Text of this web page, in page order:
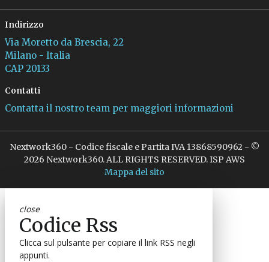
Indirizzo
Via Moretto da Brescia, 22
Milano - Italia
CAP 20133
Contatti
Contatta il nostro team per maggiori informazioni
Nextwork360 - Codice fiscale e Partita IVA 13868590962 - ©
2026 Nextwork360. ALL RIGHTS RESERVED. ISP AWS
Mappa del sito
close
Codice Rss
Clicca sul pulsante per copiare il link RSS negli
appunti.